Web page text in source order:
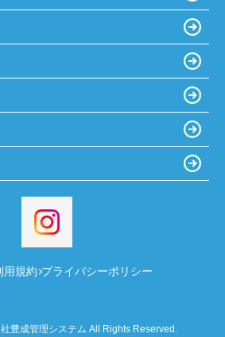
用規約 プライバシーポリシー
豊成管理システム All Rights Reserved.